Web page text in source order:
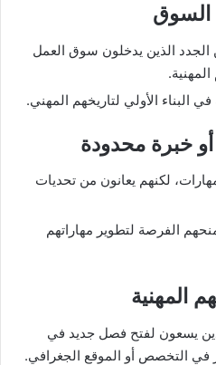
السوق
الجدد الذين يدخلون سوق العمل
البناء الأولي لتاريخهم المهني.
أو خبرة محدودة
لكنهم يعانون من تحديات
الفرصة لتطوير مهاراتهم
المهنية
يسعون لفتح فصل جديد في
في التخصص أو الموقع الجغرافي.